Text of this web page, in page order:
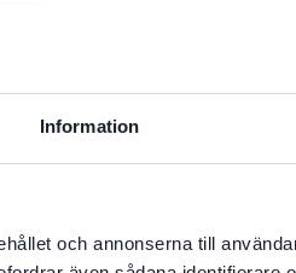
Information
och annonserna till
I leverantörslager.
Ger en dammfri